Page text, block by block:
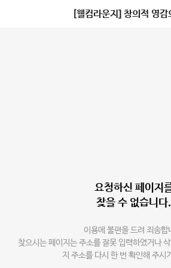
[웰컴라운지] 창의적 영감
요청하신 페이지
찾을 수 없습니다.
이용에 불편을 드려 죄송합
찾으시는 페이지는 주소를 잘못 입력하였거나
지 주소를 다시 한 번 확인해 주시